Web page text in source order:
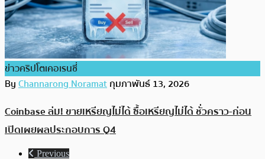
ข่าวคริปโตเคอเรนซี่
ByChannarong Noramatกุมภาพันธ์ 13, 2026
Coinbase ล่ม! ขายเหรียญไม่ได้ ซื้อเหรียญไม่ได้ ชั่วคราว-ก่อน
เปิดเผยผลประกอบการ Q4
Previous